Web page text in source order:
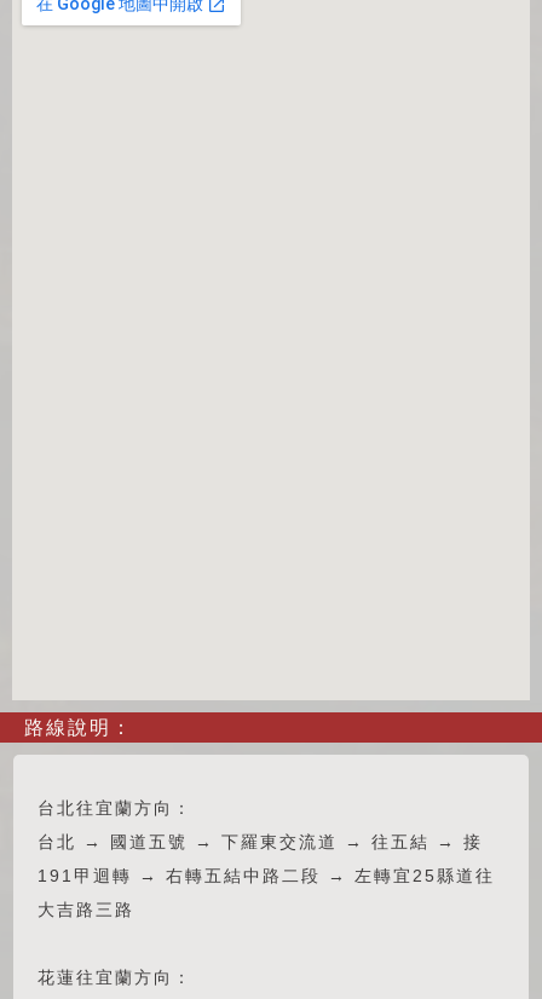
路線說明：
台北往宜蘭方向：
台北 → 國道五號 → 下羅東交流道 → 往五結 → 接
191甲迴轉 → 右轉五結中路二段 → 左轉宜25縣道往
大吉路三路
花蓮往宜蘭方向：